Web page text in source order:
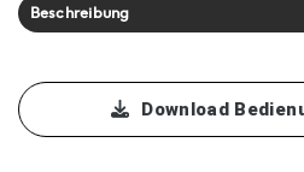
Beschreibung
Download